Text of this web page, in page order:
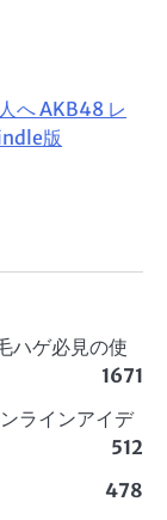
へ AKB48 レ
版
ハゲ必見の使
1671
ラインアイデ
512
478